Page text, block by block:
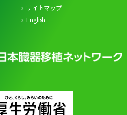
サイトマップ
English